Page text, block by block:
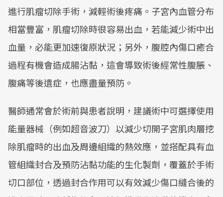
進行肌瘤切除手術，減輕術後疼痛。子宮內血管分布
相當豐富，肌瘤切除時很容易出血，若能減少術中出
血量，必能更加速復原狀況；另外，腹腔內傷口癒合
過程有機會造成腸沾黏，這會導致術後經常性腹脹、
腹痛等後遺症，也應盡量預防。
醫師通常會於術前與患者說明，建議術中可選擇使用
能量器械（例如超音波刀）以減少切開子宮肌肉層挖
除肌瘤時的出血及周邊組織的熱效應，並搭配具有血
管組織封合及預防沾黏功能的生化製劑，覆蓋於手術
切口部位，透過封合作用可以有效減少傷口縫合後的